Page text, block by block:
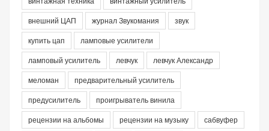
внешний ЦАП
журнал Звукомания
звук
купить цап
ламповые усилители
ламповый усилитель
левчук
левчук Александр
меломан
предварительный усилитель
предусилитель
проигрыватель винила
рецензии на альбомы
рецензии на музыку
сабвуфер